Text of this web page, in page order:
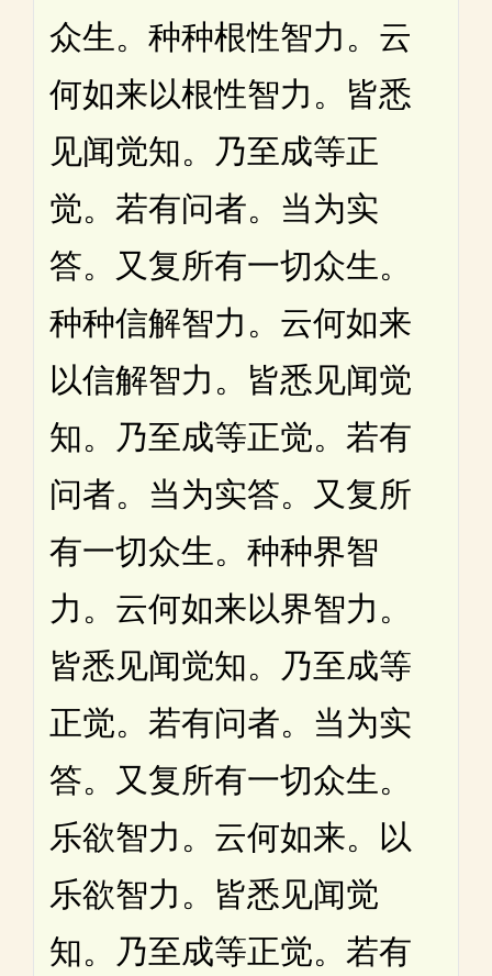
众生。种种根性智力。云
何如来以根性智力。皆悉
见闻觉知。乃至成等正
觉。若有问者。当为实
答。又复所有一切众生。
种种信解智力。云何如来
以信解智力。皆悉见闻觉
知。乃至成等正觉。若有
问者。当为实答。又复所
有一切众生。种种界智
力。云何如来以界智力。
皆悉见闻觉知。乃至成等
正觉。若有问者。当为实
答。又复所有一切众生。
乐欲智力。云何如来。以
乐欲智力。皆悉见闻觉
知。乃至成等正觉。若有